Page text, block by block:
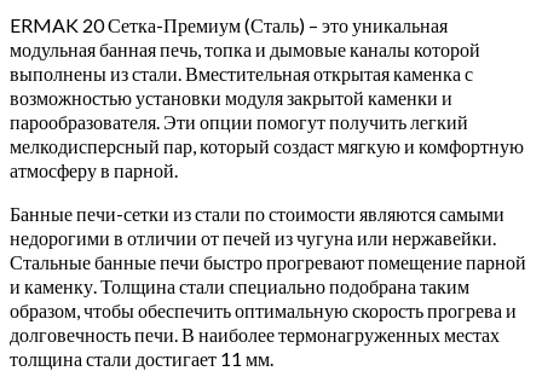
ERMAK 20 Сетка-Премиум (Сталь) – это уникальная
модульная банная печь, топка и дымовые каналы которой
выполнены из стали. Вместительная открытая каменка с
возможностью установки модуля закрытой каменки и
парообразователя. Эти опции помогут получить легкий
мелкодисперсный пар, который создаст мягкую и комфортную
атмосферу в парной.
Банные печи-сетки из стали по стоимости являются самыми
недорогими в отличии от печей из чугуна или нержавейки.
Стальные банные печи быстро прогревают помещение парной
и каменку. Толщина стали специально подобрана таким
образом, чтобы обеспечить оптимальную скорость прогрева и
долговечность печи. В наиболее термонагруженных местах
толщина стали достигает 11 мм.